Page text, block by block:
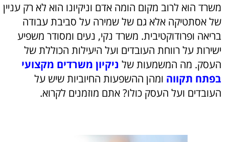
משרד הוא לרוב מקום הומה אדם וניקיונו הוא לא רק עניין
של אסתטיקה אלא גם של שמירה על סביבת עבודה
בריאה ופרודוקטיבית. משרד נקי, נעים ומסודר משפיע
ישירות על רווחת העובדים ועל היעילות הכוללת של
העסק. מה המשמעות של ניקיון משרדים מקצועי
בפתח תקווה ומהן ההשפעות החיוביות שיש על
העובדים ועל העסק כולו? אתם מוזמנים לקרוא.